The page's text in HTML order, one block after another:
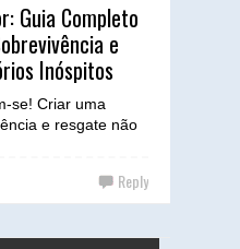
Guia Completo
e
Inóspitos
se! Criar uma
e resgate não
Reply